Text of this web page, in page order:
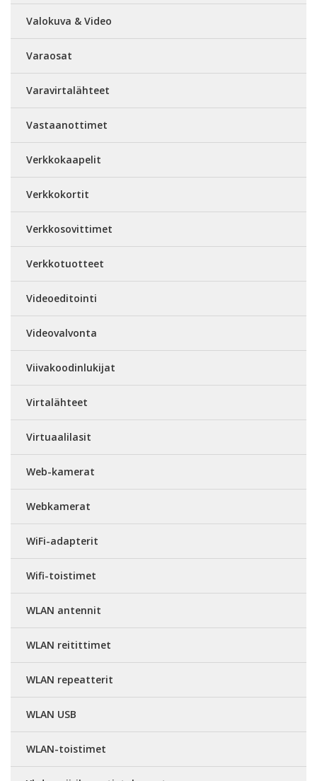
Valokuva & Video
Varaosat
Varavirtalähteet
Vastaanottimet
Verkkokaapelit
Verkkokortit
Verkkosovittimet
Verkkotuotteet
Videoeditointi
Videovalvonta
Viivakoodinlukijat
Virtalähteet
Virtuaalilasit
Web-kamerat
Webkamerat
WiFi-adapterit
Wifi-toistimet
WLAN antennit
WLAN reitittimet
WLAN repeatterit
WLAN USB
WLAN-toistimet